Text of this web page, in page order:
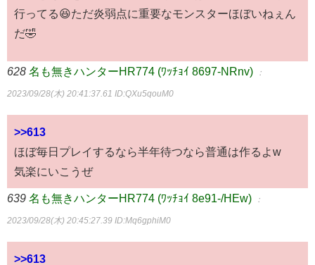
行ってる😆ただ炎弱点に重要なモンスターほぼいねぇん
だ🤣
628 名も無きハンターHR774 (ﾜｯﾁｮｲ 8697-NRnv) ：
2023/09/28(木) 20:41:37.61 ID:QXu5qouM0
>>613
ほぼ毎日プレイするなら半年待つなら普通は作るよw
気楽にいこうぜ
639 名も無きハンターHR774 (ﾜｯﾁｮｲ 8e91-/HEw) ：
2023/09/28(木) 20:45:27.39 ID:Mq6gphiM0
>>613